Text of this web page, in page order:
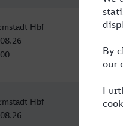
Hbf
08:36
Hbf